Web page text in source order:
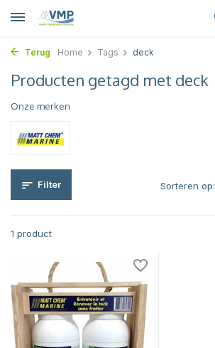
Terug Home Tags deck
Producten getagd met deck
Onze merken
Filter
1 product
Sorteren op: